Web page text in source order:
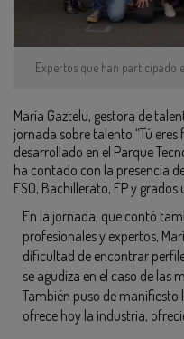
Expertos que han participado
María Gaztelu, gestora de
jornada sobre talento “Tú
desarrollado en el Parque
ha contado con la presencia
ESO, Bachillerato, FP y grados
En la jornada, que contó
profesionales y expertos,
dificultad de encontrar
se agudiza en el caso de las
También puso de
ofrece hoy la industria,